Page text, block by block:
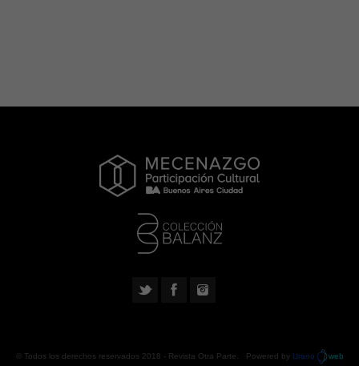
© Todos los derechos reservados 2018 - Revista Otra Parte . Powered by Urano web